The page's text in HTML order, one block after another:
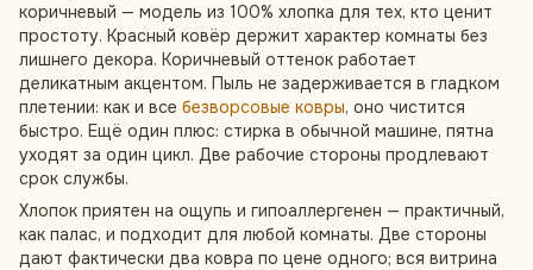
коричневый — модель из 100% хлопка для тех, кто ценит
простоту. Красный ковёр держит характер комнаты без
лишнего декора. Коричневый оттенок работает
деликатным акцентом. Пыль не задерживается в гладком
плетении: как и все безворсовые ковры, оно чистится
быстро. Ещё один плюс: стирка в обычной машине, пятна
уходят за один цикл. Две рабочие стороны продлевают
срок службы.
Хлопок приятен на ощупь и гипоаллергенен — практичный,
как палас, и подходит для любой комнаты. Две стороны
дают фактически два ковра по цене одного; вся витрина